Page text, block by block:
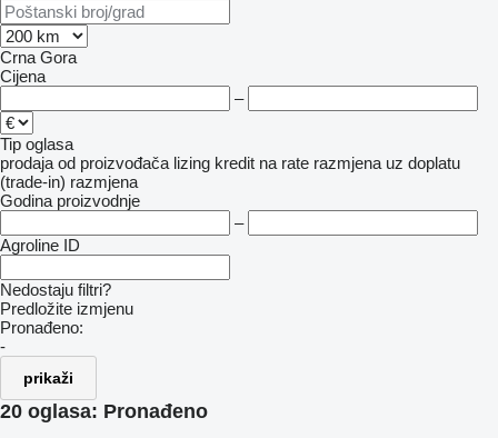
Crna Gora
Cijena
–
Tip oglasa
prodaja od proizvođača lizing kredit na rate razmjena uz doplatu
(trade-in) razmjena
Godina proizvodnje
–
Agroline ID
Nedostaju filtri?
Predložite izmjenu
Pronađeno:
-
prikaži
20 oglasa: Pronađeno